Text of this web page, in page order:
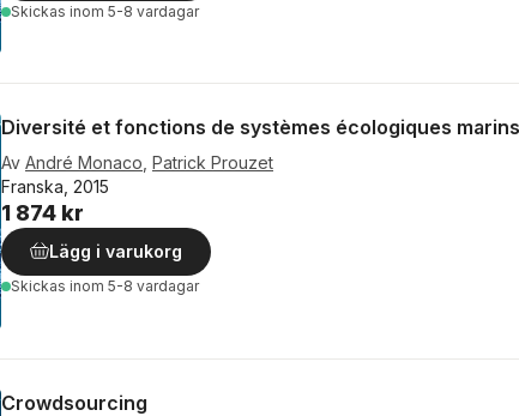
Skickas inom 5-8 vardagar
Diversité et fonctions de systèmes écologiques marins
Av André Monaco Patrick Prouzet
Franska, 2015
1 874 kr
Lägg i varukorg
Skickas inom 5-8 vardagar
Crowdsourcing